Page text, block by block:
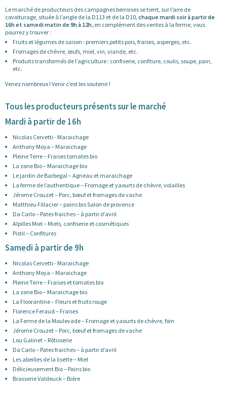
Le marché de producteurs des campagnes berroises se tient, sur l’aire de
covoiturage, située à l’angle de la D113 et de la D10, chaque mardi soir à partir de
16h et samedi matin de 9h à 12h, en complément des ventes à la ferme, vous
pourrez y trouver :
Fruits et légumes de saison : premiers petits pois, fraises, asperges, etc.
Fromages de chèvre, œufs, miel, vin, viande, etc.
Produits transformés de l’agriculture : confiserie, confiture, coulis, soupe, pain,
etc.
Venez nombreux ! Venir c’est les soutenir !
Tous les producteurs présents sur le marché
Mardi à partir de 16h
Nicolas Cervetti - Maraichage
Anthony Moya – Maraichage
Pleine Terre – Fraises tomates bio
La zone Bio – Maraichage bio
Le jardin de Barbegal – Agneau et maraichage
La ferme de l’authentique – Fromage et yaourts de chèvre, volailles
Jérome Crouzet – Porc, bœuf et fromages de vache
Matthieu Fillacier – pains bio Salon de provence
Da Carlo – Pates fraiches – à partir d’avril
Alpilles Miel – Miels, confiserie et cosmétiques
Pistil – Confitures
Samedi à partir de 9h
Nicolas Cervetti - Maraichage
Anthony Moya – Maraichage
Pleine Terre – Fraises et tomates bio
La zone Bio – Maraichage bio
La Floorantine – Fleurs et fruits rouge
Florence Feraud – Fraises
La Ferme de la Moulevade – Fromage et yaourts de chèvre, foin
Jérome Crouzet – Porc, bœuf et fromages de vache
Lou Galinet – Rôtisserie
Da Carlo – Pates fraiches – à partir d’avril
Les abeilles de la lisette – Miel
Délicieusement Bio – Pains bio
Brasserie Valdeuck – Bière